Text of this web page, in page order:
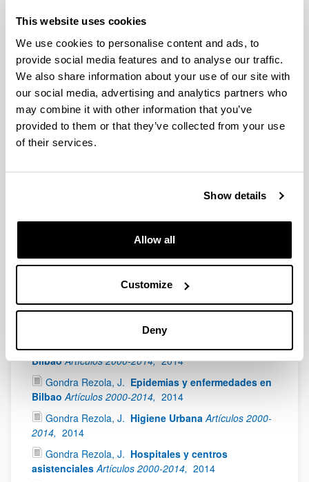
This website uses cookies
We use cookies to personalise content and ads, to
provide social media features and to analyse our traffic.
We also share information about your use of our site with
our social media, advertising and analytics partners who
may combine it with other information that you’ve
provided to them or that they’ve collected from your use
of their services.
Show details
Allow all
Customize
Deny
Gondra, J., Erkoreka, A.
Española en Bilbao Bidebarrieta, 2010; 21, 139 -
152
Erkoreka, A. Pandémie 1918 Côte Basque Études
et Recherches, 2009; 83 - 90
Folk Medicine
MHM, 2014
Mal de Ojo - Begizkoa Ekain, 2014
supersticiosa remota, compleja y aún viva. Munibe,
391 - 400
Medicine in Bilbao
Gondra Rezola, J. Biografías de médicos de
Bilbao Artículos 2000-2014, 2014
Gondra Rezola, J. Epidemias y enfermedades en
Bilbao Artículos 2000-2014, 2014
Gondra Rezola, J. Higiene Urbana Artículos 2000-
2014, 2014
Gondra Rezola, J. Hospitales y centros
asistenciales Artículos 2000-2014, 2014